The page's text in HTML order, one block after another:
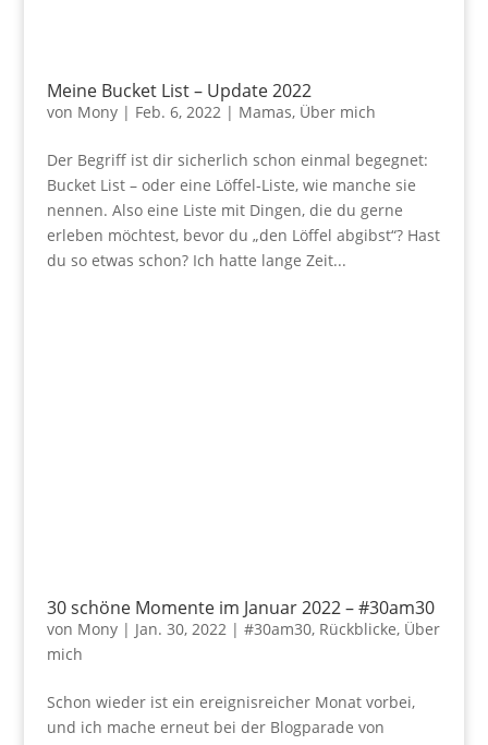
Meine Bucket List – Update 2022
von Mony| Feb. 6, 2022| Mamas, Über mich
Der Begriff ist dir sicherlich schon einmal begegnet:
Bucket List – oder eine Löffel-Liste, wie manche sie
nennen. Also eine Liste mit Dingen, die du gerne
erleben möchtest, bevor du „den Löffel abgibst“? Hast
du so etwas schon? Ich hatte lange Zeit...
30 schöne Momente im Januar 2022 – #30am30
von Mony| Jan. 30, 2022| #30am30, Rückblicke, Über
mich
Schon wieder ist ein ereignisreicher Monat vorbei,
und ich mache erneut bei der Blogparade von